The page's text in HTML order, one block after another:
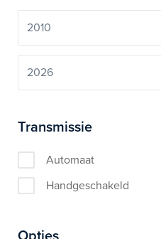
Transmissie
Automaat
Handgeschakeld